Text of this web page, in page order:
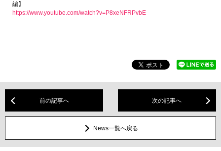
編】
https://www.youtube.com/watch?v=P8xeNFRPvbE
前の記事へ 次の記事へ
News一覧へ戻る